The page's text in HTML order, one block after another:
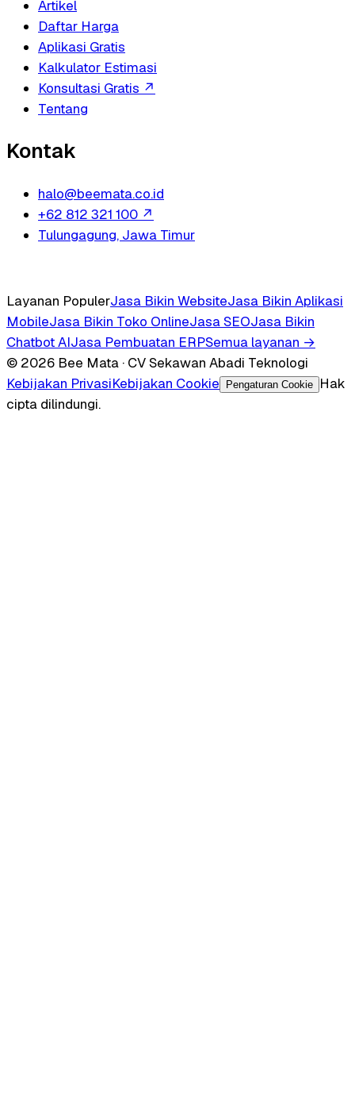
Artikel
Daftar Harga
Aplikasi Gratis
Kalkulator Estimasi
Konsultasi Gratis ↗
Tentang
Kontak
halo@beemata.co.id
+62 812 321 100 ↗
Tulungagung, Jawa Timur
Layanan PopulerJasa Bikin WebsiteJasa Bikin Aplikasi
MobileJasa Bikin Toko OnlineJasa SEOJasa Bikin
Chatbot AIJasa Pembuatan ERPSemua layanan →
© 2026 Bee Mata · CV Sekawan Abadi Teknologi
Kebijakan PrivasiKebijakan Cookie Pengaturan Cookie
Hak
cipta dilindungi.